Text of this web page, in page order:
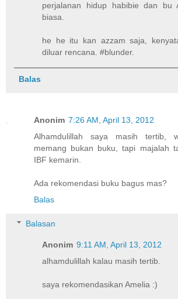
perjalanan hidup habibie dan bu
biasa.
he he itu kan azzam saja,
diluar rencana. #blunder.
Balas
Anonim 7:26 AM, April 13, 2012
Alhamdulillah saya masih tertib,
memang bukan buku, tapi majalah
IBF kemarin.
Ada rekomendasi buku bagus mas?
Balas
Balasan
Anonim 9:11 AM, April 13, 2012
alhamdulillah kalau masih tertib.
saya rekomendasikan Amelia :)